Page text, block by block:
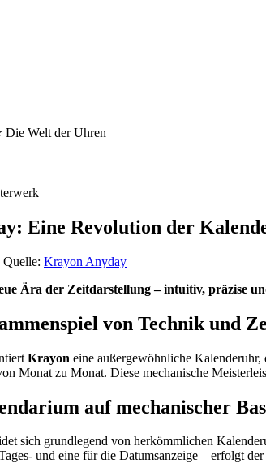
Eine Revolution der
Quelle: Krayon Anyday
Ära der Zeitdarstellung – intuitiv, präzise
von Technik und
Krayon eine außergewöhnliche
Monat zu Monat. Diese mechanische
auf mechanischer
sich grundlegend von herkömmlichen
und eine für die Datumsanzeige – erfolgt